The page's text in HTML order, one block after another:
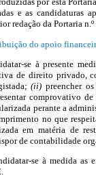
e as candidaturas
redação da Portaria
do apoio
se à presente
de direito privado,
(ii) preencher
comprovativo
perante a
no que
em matéria de
de contabilidade
se à medida as